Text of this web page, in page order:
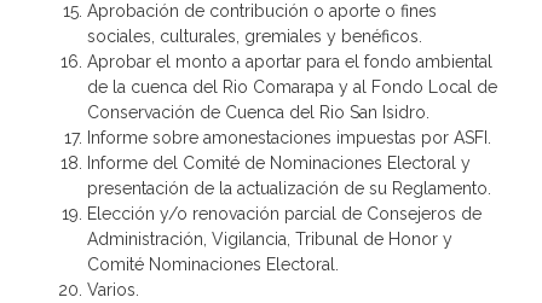
Aprobación de contribución o aporte o fines
sociales, culturales, gremiales y benéficos.
Aprobar el monto a aportar para el fondo ambiental
de la cuenca del Rio Comarapa y al Fondo Local de
Conservación de Cuenca del Rio San Isidro.
Informe sobre amonestaciones impuestas por ASFI.
Informe del Comité de Nominaciones Electoral y
presentación de la actualización de su Reglamento.
Elección y/o renovación parcial de Consejeros de
Administración, Vigilancia, Tribunal de Honor y
Comité Nominaciones Electoral.
Varios.